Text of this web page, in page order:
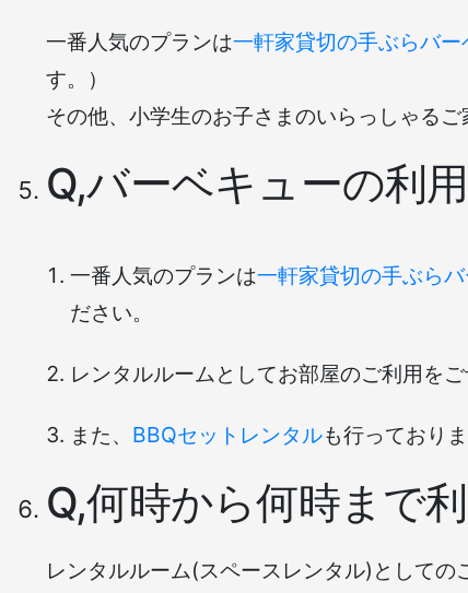
一番人気のプランは一軒家貸切の手ぶらバ
す。）
その他、小学生のお子さまのいらっしゃるご
Q,バーベキューの利
一番人気のプランは一軒家貸切の手ぶら
ださい。
レンタルルームとしてお部屋のご利用を
また、 BBQセットレンタルも行っており
Q,何時から何時まで
レンタルルーム(スペースレンタル)としての